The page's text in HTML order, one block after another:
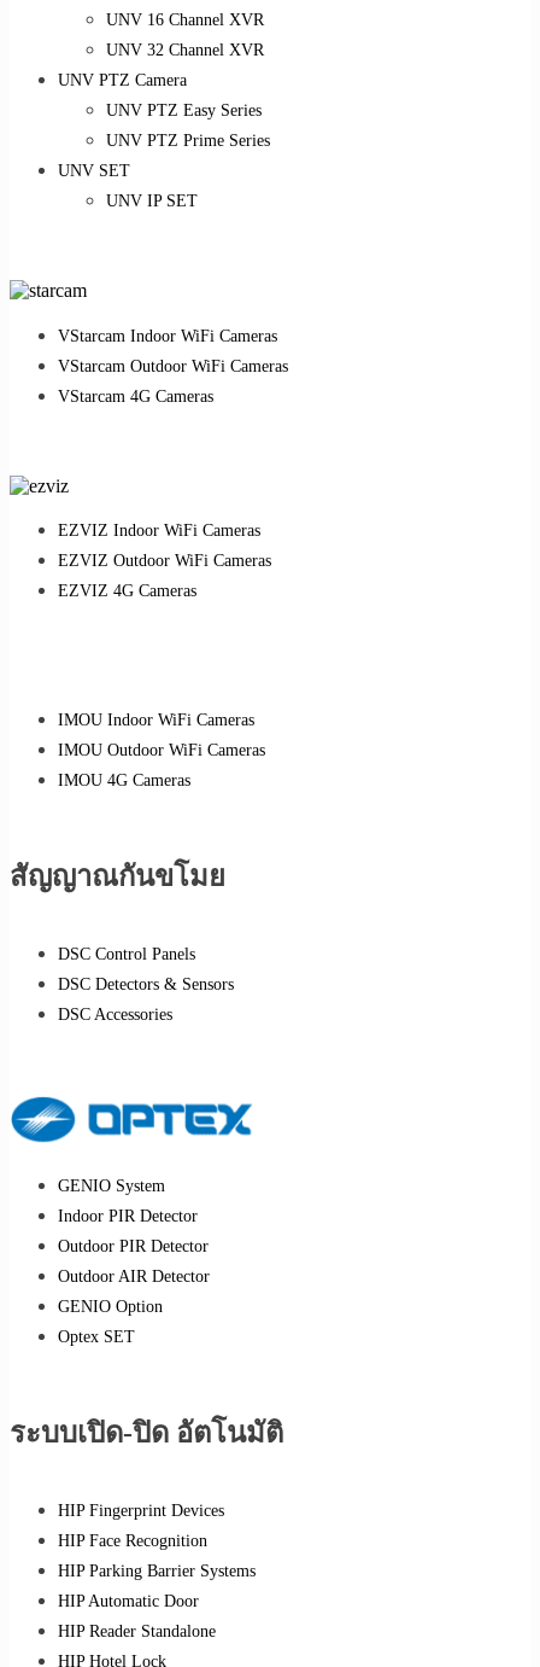
UNV 16 Channel XVR
UNV 32 Channel XVR
UNV PTZ Camera
UNV PTZ Easy Series
UNV PTZ Prime Series
UNV SET
UNV IP SET
VStarcam Indoor WiFi Cameras
VStarcam Outdoor WiFi Cameras
VStarcam 4G Cameras
EZVIZ Indoor WiFi Cameras
EZVIZ Outdoor WiFi Cameras
EZVIZ 4G Cameras
IMOU Indoor WiFi Cameras
IMOU Outdoor WiFi Cameras
IMOU 4G Cameras
สัญญาณกันขโมย
DSC Control Panels
DSC Detectors & Sensors
DSC Accessories
GENIO System
Indoor PIR Detector
Outdoor PIR Detector
Outdoor AIR Detector
GENIO Option
Optex SET
ระบบเปิด-ปิด อัตโนมัติ
HIP Fingerprint Devices
HIP Face Recognition
HIP Parking Barrier Systems
HIP Automatic Door
HIP Reader Standalone
HIP Hotel Lock